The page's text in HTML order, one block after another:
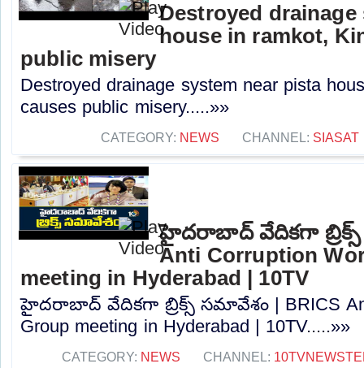
Destroyed
house in ramkot,
public misery
Destroyed drainage system near pista
causes public misery.....»»
CATEGORY: NEWS CHANNEL: SIASAT
హైదరాబాద్ వేదికగా బ్రిక్స్
Anti Corruption
meeting in Hyderabad | 10TV
హైదరాబాద్ వేదికగా బ్రిక్స్ సమావేశం | BRICS
Group meeting in Hyderabad | 10TV.....»»
CATEGORY: NEWS CHANNEL: